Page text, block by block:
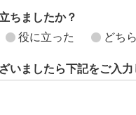
ちましたか？
役に立った どち
いましたら下記をご入力